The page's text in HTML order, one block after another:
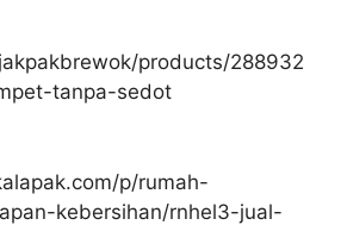
products/288932
tanpa-sedot
p/rumah-
kebersihan/rnhel3-jual-